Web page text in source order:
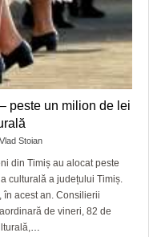
peste un milion de lei
Vlad Stoian
din Timiș au alocat peste
culturală a județului Timiș.
în acest an. Consilierii
de vineri, 82 de